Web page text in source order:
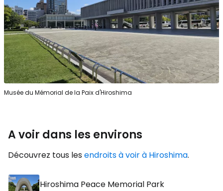
Musée du Mémorial de la Paix d'Hiroshima
A voir dans les environs
Découvrez tous lesendroits à voir à Hiroshima.
Hiroshima Peace Memorial Park